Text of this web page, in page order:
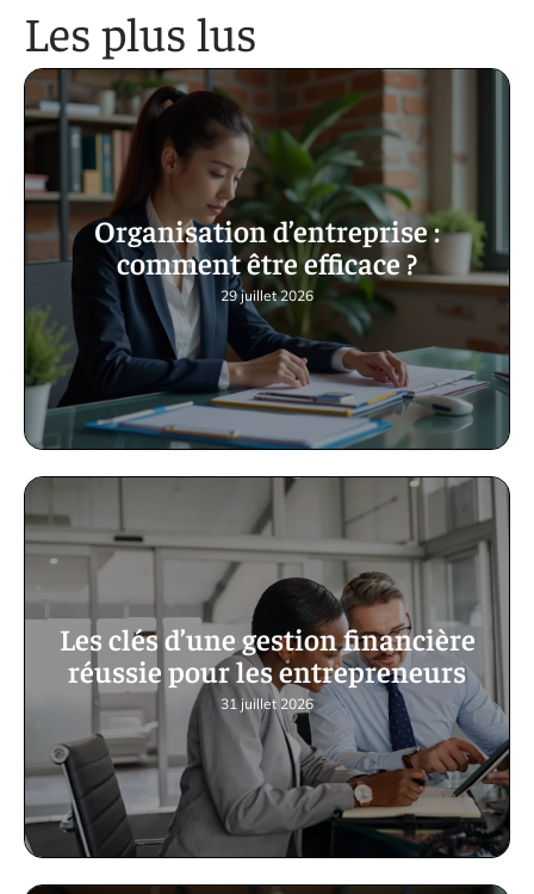
Les plus lus
Organisation d’entreprise :
comment être efficace ?
29 juillet 2026
Les clés d’une gestion financière
réussie pour les entrepreneurs
31 juillet 2026